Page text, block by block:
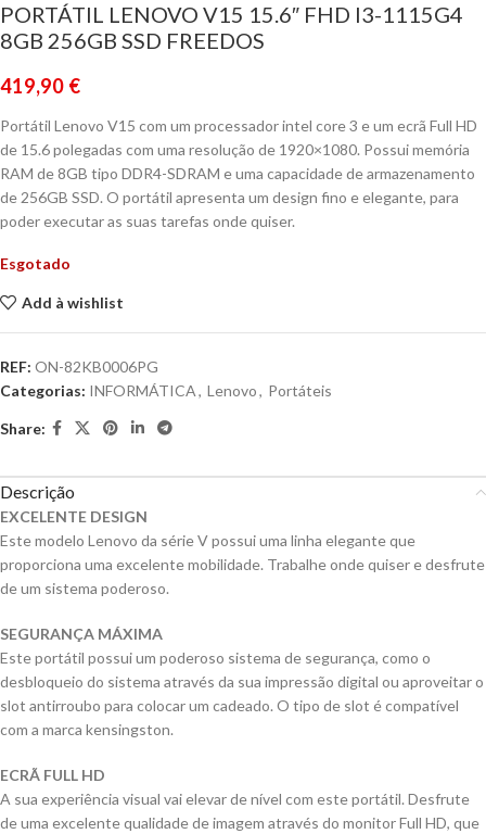
PORTÁTIL LENOVO V15 15.6″ FHD I3-1115G4
8GB 256GB SSD FREEDOS
419,90 €
Portátil Lenovo V15 com um processador intel core 3 e um ecrã Full HD
de 15.6 polegadas com uma resolução de 1920×1080. Possui memória
RAM de 8GB tipo DDR4-SDRAM e uma capacidade de armazenamento
de 256GB SSD. O portátil apresenta um design fino e elegante, para
poder executar as suas tarefas onde quiser.
Esgotado
Add à wishlist
REF: ON-82KB0006PG
Categorias: INFORMÁTICA, Lenovo, Portáteis
Share:
Descrição
EXCELENTE DESIGN
Este modelo Lenovo da série V possui uma linha elegante que
proporciona uma excelente mobilidade. Trabalhe onde quiser e desfrute
de um sistema poderoso.
SEGURANÇA MÁXIMA
Este portátil possui um poderoso sistema de segurança, como o
desbloqueio do sistema através da sua impressão digital ou aproveitar o
slot antirroubo para colocar um cadeado. O tipo de slot é compatível
com a marca kensingston.
ECRÃ FULL HD
A sua experiência visual vai elevar de nível com este portátil. Desfrute
de uma excelente qualidade de imagem através do monitor Full HD, que